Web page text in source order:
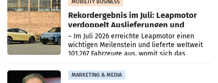
MOBILITY BUSINESS
Rekordergebnis im Juli: Leapmotor
verdoppelt Auslieferungen und
überschreitet die 100.000er-Marke
– Im Juli 2026 erreichte Leapmotor einen
wichtigen Meilenstein und lieferte weltweit
101.267 Fahrzeuge aus, womit sich das
Ergebnis gegenüber Juli 2025 mehr als
verdoppelte (+102
MARKETING & MEDIA